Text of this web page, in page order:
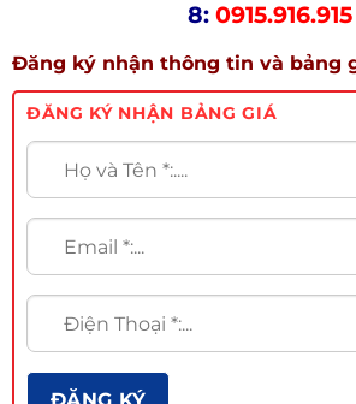
8: 0915.916.915
Đăng ký nhận thông tin và bảng
ĐĂNG KÝ NHẬN BẢNG GIÁ